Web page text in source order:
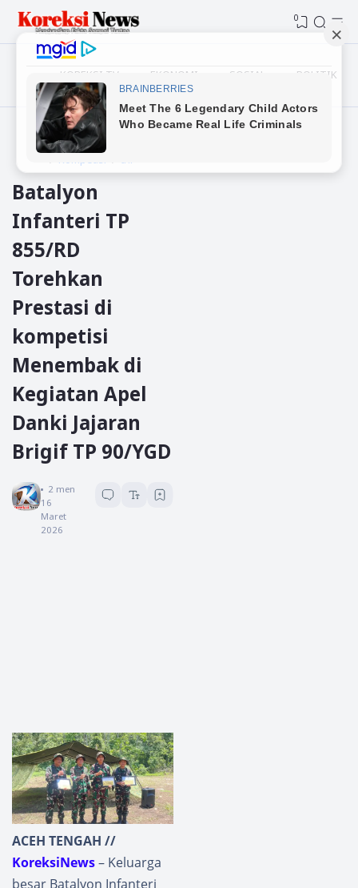
0
KOREKSI TV EKONOMI SOSIAL POLITIK
Beranda
Aceh Tengah
Kompetisi
tni
Batalyon
Infanteri TP
855/RD
Torehkan
Prestasi di
kompetisi
Menembak di
Kegiatan Apel
Danki Jajaran
Brigif TP 90/YGD
Koreksi News
2 menit baca
16
Maret
2026
ACEH TENGAH //
KoreksiNews– Keluarga
besar Batalyon Infanteri